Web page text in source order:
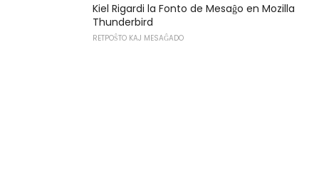
Kiel Rigardi la Fonto de Mesaĝo en Mozilla
Thunderbird
RETPOŜTO KAJ MESAĜADO